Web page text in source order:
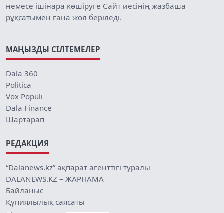
немесе ішінара көшіруге Сайт иесінің жазбаша
рұқсатымен ғана жол беріледі.
МАҢЫЗДЫ СІЛТЕМЕЛЕР
Dala 360
Politica
Vox Populi
Dala Finance
Шартарап
РЕДАКЦИЯ
“Dalanews.kz” ақпарат агенттігі туралы
DALANEWS.KZ – ЖАРНАМА
Байланыс
Құпиялылық саясаты